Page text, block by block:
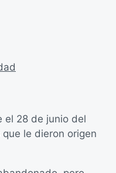
el 28 de junio del
le dieron origen